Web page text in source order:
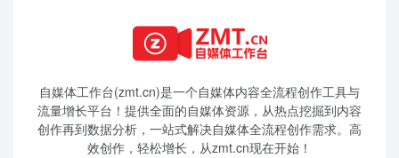
自媒体工作台(zmt.cn)是一个自媒体内容全流程创作工具与
流量增长平台！提供全面的自媒体资源，从热点挖掘到内容
创作再到数据分析，一站式解决自媒体全流程创作需求。高
效创作，轻松增长，从zmt.cn现在开始！